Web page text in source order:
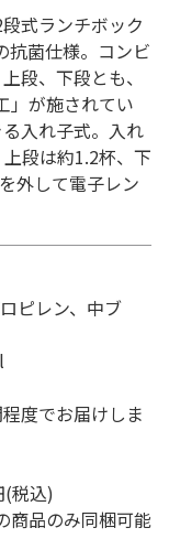
式ランチボック
抗菌仕様。コンビ
段、下段とも、
」が施されてい
入れ子式。入れ
段は約1.2杯、下
外して電子レン
ピレン、中ブ
度でお届けしま
税込)
商品のみ同梱可能